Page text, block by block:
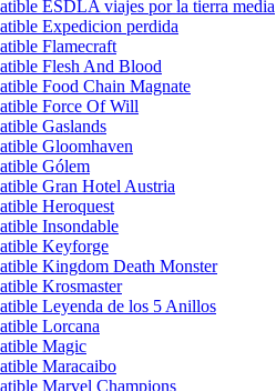
ESDLA viajes por la tierra media
Expedicion perdida
Flamecraft
Flesh And Blood
Food Chain Magnate
Force Of Will
Gaslands
Gloomhaven
Gólem
Gran Hotel Austria
Heroquest
Insondable
Keyforge
Kingdom Death Monster
Krosmaster
Leyenda de los 5 Anillos
Lorcana
Magic
Maracaibo
Marvel Champions